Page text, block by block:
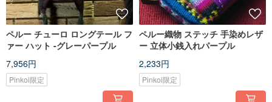
ペルー チューロ ロングテール フ
ァー ハット -グレーパープル
7,956円
Pinkoi限定
ペルー織物 ステッチ 手染めレザ
ー 立体小銭入れパープル
2,233円
Pinkoi限定